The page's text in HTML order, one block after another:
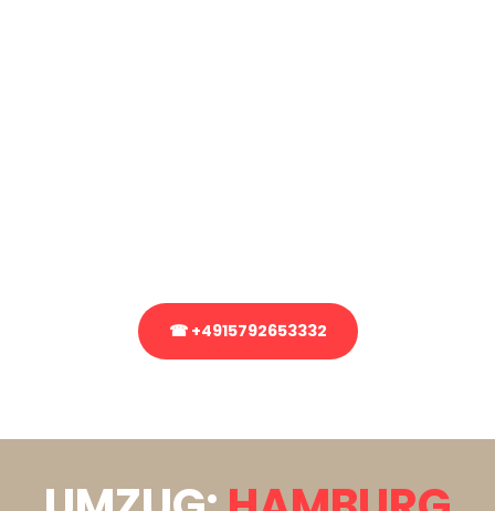
☎ +4915792653332